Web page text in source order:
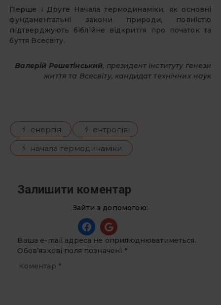
Перше і Друге Начала термодинаміки, як основні
фундаментальні закони природи, повністю
підтверджують біблійне відкриття про початок та
буття Всесвіту.
Валерій Решетінський, президент Інституту ґенези
життя та Всесвіту, кандидат технічних наук
енергія
ентропія
начала термодинаміки
Залишити коментар
Зайти з допомогою:
Ваша e-mail адреса не оприлюднюватиметься.
Обов’язкові поля позначені *
Коментар *